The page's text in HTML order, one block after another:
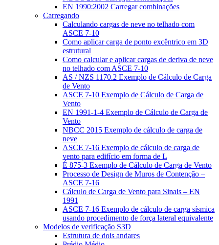
EN 1990:2002 Carregar combinações
Carregando
Calculando cargas de neve no telhado com
ASCE 7-10
Como aplicar carga de ponto excêntrico em 3D
estrutural
Como calcular e aplicar cargas de deriva de neve
no telhado com ASCE 7-10
AS / NZS 1170.2 Exemplo de Cálculo de Carga
de Vento
ASCE 7-10 Exemplo de Cálculo de Carga de
Vento
EN 1991-1-4 Exemplo de Cálculo de Carga de
Vento
NBCC 2015 Exemplo de cálculo de carga de
neve
ASCE 7-16 Exemplo de cálculo de carga de
vento para edifício em forma de L
É 875-3 Exemplo de Cálculo de Carga de Vento
Processo de Design de Muros de Contenção –
ASCE 7-16
Cálculo de Carga de Vento para Sinais – EN
1991
ASCE 7-16 Exemplo de cálculo de carga sísmica
usando procedimento de força lateral equivalente
Modelos de verificação S3D
Estrutura de dois andares